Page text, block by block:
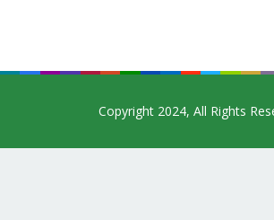
Copyright 2024, All Rights